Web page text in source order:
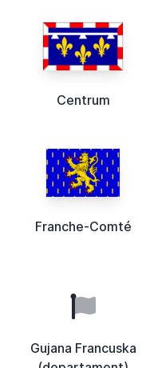
Centrum
Franche-Comté
Gujana Francuska